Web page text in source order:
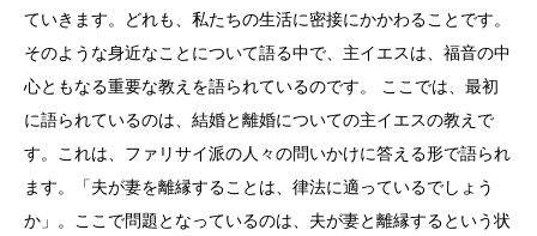
ていきます。どれも、私たちの生活に密接にかかわることです。
そのような身近なことについて語る中で、主イエスは、福音の中
心ともなる重要な教えを語られているのです。 ここでは、最初
に語られているのは、結婚と離婚についての主イエスの教えで
す。これは、ファリサイ派の人々の問いかけに答える形で語られ
ます。「夫が妻を離縁することは、律法に適っているでしょう
か」。ここで問題となっているのは、夫が妻と離縁するという状